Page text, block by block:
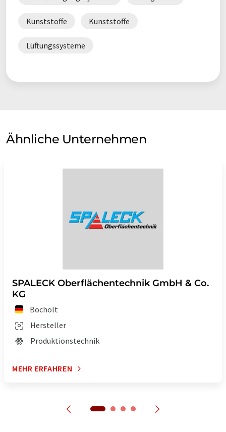
Kunststoffe Kunststoffe
Lüftungssysteme
Ähnliche Unternehmen
SPALECK Oberflächentechnik GmbH & Co.
KG
Bocholt
Hersteller
Produktionstechnik
MEHR ERFAHREN